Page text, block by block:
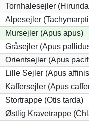
Tornhalesejler
Alpesejler
Mursejler (Apus apus)
Gråsejler (Apus
Orientsejler (Apus
Lille Sejler (Apus
Kaffersejler (Apus
Stortrappe (Otis tarda)
Østlig Kravetrappe